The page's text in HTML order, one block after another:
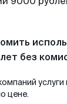
без
цене.